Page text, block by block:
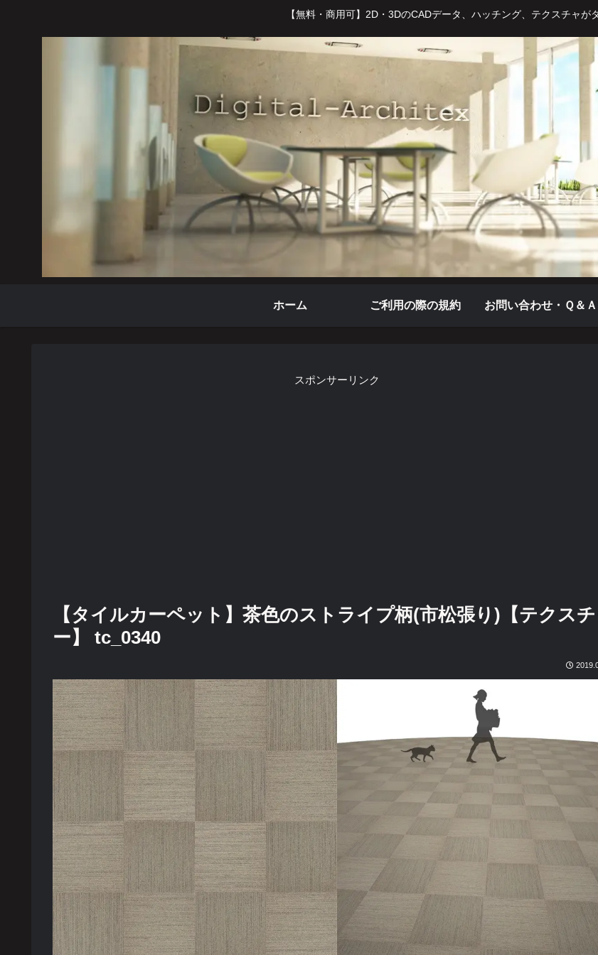
【無料・商用可】2D・3DのCADデータ、ハッチング、テクスチャが
ホーム ご利用の際の規約 お問い合わせ・Ｑ＆Ａ
スポンサーリンク
【タイルカーペット】茶色のストライプ柄(市松張り)【テクスチ
ー】 tc_0340